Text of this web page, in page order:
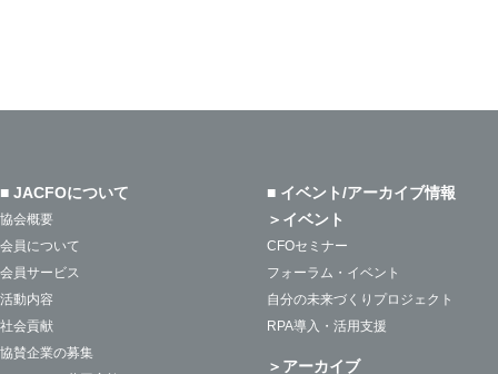
■ JACFOについて
協会概要
会員について
会員サービス
活動内容
社会貢献
協賛企業の募集
■ イベント/アーカイブ情報
＞イベント
CFOセミナー
フォーラム・イベント
自分の未来づくりプロジェクト
RPA導入・活用支援
＞アーカイブ